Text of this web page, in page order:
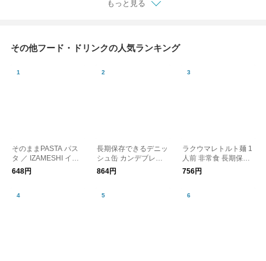
もっと見る
その他フード・ドリンクの人気ランキング
そのままPASTA パス
タ ／ IZAMESHI イザ
メシ 防災
648円
長期保存できるデニッ
シュ缶 カンデブレッ
ド 防災 CANNED BR
EAD
864円
ラクウマレトルト麺 1
人前 非常食 長期保存
食品 防災／Chef’sSto
ck シェフズストック
756円